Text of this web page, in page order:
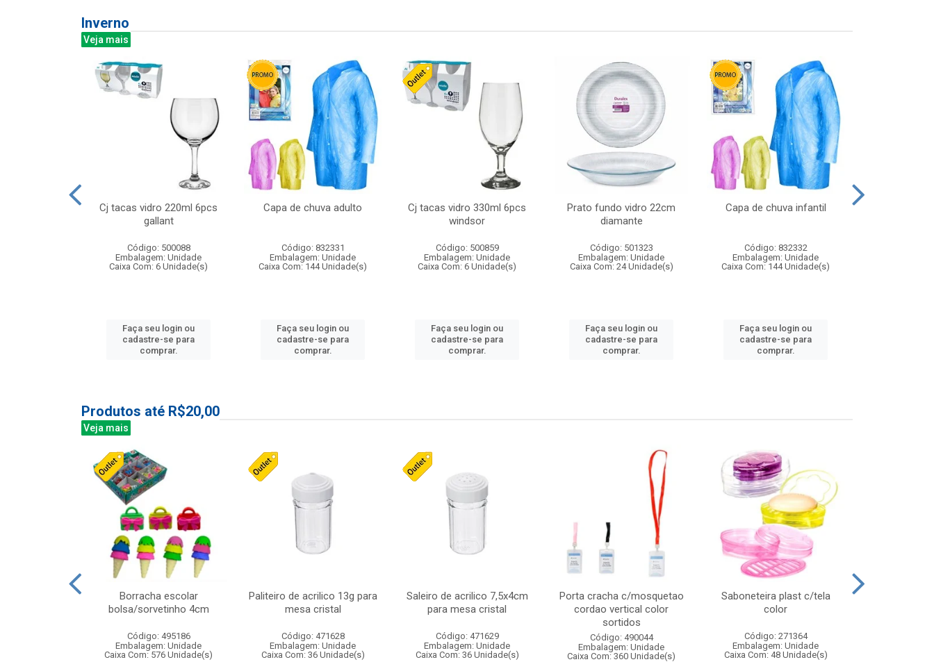
Inverno
Veja mais
Cj tacas vidro 220ml 6pcs
gallant
Código: 500088
Embalagem: Unidade
Caixa Com: 6 Unidade(s)
Faça seu login ou
cadastre-se para
comprar.
Capa de chuva adulto
Código: 832331
Embalagem: Unidade
Caixa Com: 144 Unidade(s)
Faça seu login ou
cadastre-se para
comprar.
Cj tacas vidro 330ml 6pcs
windsor
Código: 500859
Embalagem: Unidade
Caixa Com: 6 Unidade(s)
Faça seu login ou
cadastre-se para
comprar.
Prato fundo vidro 22cm
diamante
Código: 501323
Embalagem: Unidade
Caixa Com: 24 Unidade(s)
Faça seu login ou
cadastre-se para
comprar.
Capa de chuva infantil
Código: 832332
Embalagem: Unidade
Caixa Com: 144 Unidade(s)
Faça seu login ou
cadastre-se para
comprar.
Produtos até R$20,00
Veja mais
Borracha escolar
bolsa/sorvetinho 4cm
Código: 495186
Embalagem: Unidade
Caixa Com: 576 Unidade(s)
Paliteiro de acrilico 13g para
mesa cristal
Código: 471628
Embalagem: Unidade
Caixa Com: 36 Unidade(s)
Saleiro de acrilico 7,5x4cm
para mesa cristal
Código: 471629
Embalagem: Unidade
Caixa Com: 36 Unidade(s)
Porta cracha c/mosquetao
cordao vertical color
sortidos
Código: 490044
Embalagem: Unidade
Caixa Com: 360 Unidade(s)
Saboneteira plast c/tela
color
Código: 271364
Embalagem: Unidade
Caixa Com: 48 Unidade(s)